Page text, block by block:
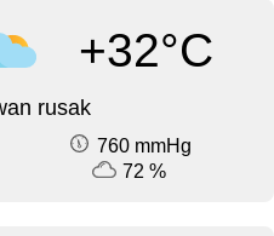
+32°C
rusak
760 mmHg
72 %